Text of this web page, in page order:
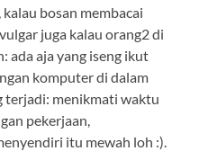
bosan membacai
juga kalau orang2 di
ada aja yang iseng ikut
komputer di dalam
terjadi: menikmati waktu
pekerjaan,
itu mewah loh :).